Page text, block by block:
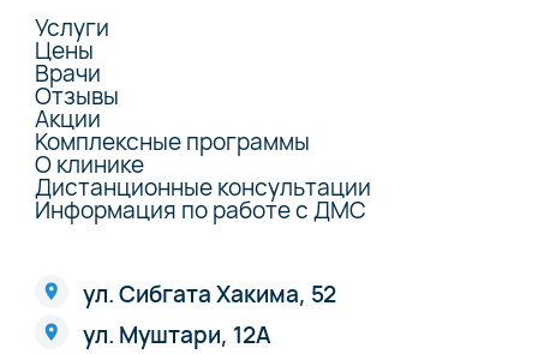
Услуги
Цены
Врачи
Отзывы
Акции
Комплексные программы
О клинике
Дистанционные консультации
Информация по работе с ДМС
ул. Сибгата Хакима, 52
ул. Муштари, 12А